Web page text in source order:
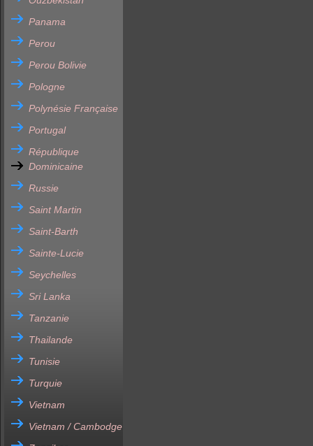
Panama
Perou
Perou Bolivie
Pologne
Polynésie Française
Portugal
République
Dominicaine
Russie
Saint Martin
Saint-Barth
Sainte-Lucie
Seychelles
Sri Lanka
Tanzanie
Thailande
Tunisie
Turquie
Vietnam
Vietnam / Cambodge